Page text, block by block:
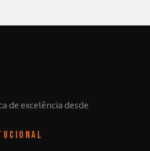
de excelência desde